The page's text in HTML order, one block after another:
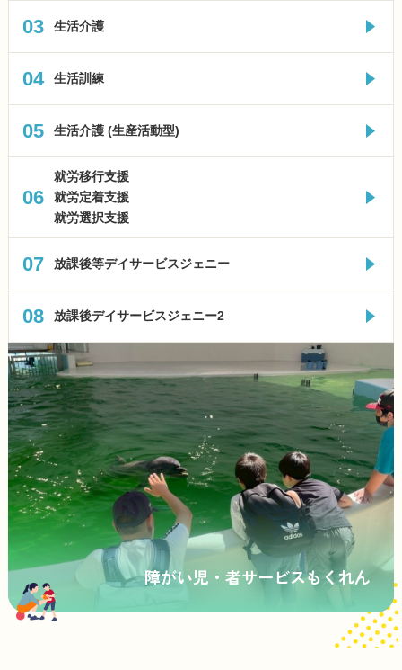
障がい児・者サービスもくれん
03 生活介護
04 生活訓練
05 生活介護 (生産活動型)
06
就労移行支援
就労定着支援
就労選択支援
07 放課後等デイサービスジェニー
08 放課後デイサービスジェニー2